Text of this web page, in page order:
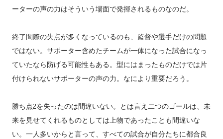
ーターの声の力はそういう場面で発揮されるものなのだ。
終了間際の失点が多くなっているのも、監督や選手だけの問題
ではない。サポーター含めたチームが一体になった試合になっ
ていたなら防げる可能性もある。型にはまったものだけでは片
付けられないサポーターの声の力。なにより重要だろう。
勝ち点2を失ったのは間違いない。とは言え二つのゴールは、未
来を見せてくれるものとしては上物であったことも間違いな
い。一人多いからと言って、すべての試合が自分たちに都合良